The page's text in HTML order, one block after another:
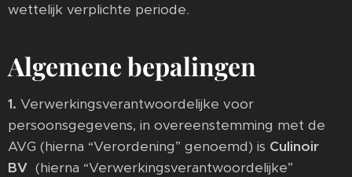
wettelijk verplichte periode.
Algemene bepalingen
1. Verwerkingsverantwoordelijke voor
persoonsgegevens, in overeenstemming met de
AVG (hierna “Verordening” genoemd) is Culinoir
BV (hierna “Verwerkingsverantwoordelijke”